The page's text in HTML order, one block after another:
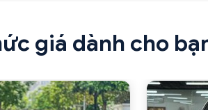
giá dành cho